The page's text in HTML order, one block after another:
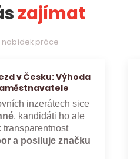
zajímat
nabídek práce
v Česku: Výhoda
inzerátech sice
, kandidáti ho ale
a posiluje značku